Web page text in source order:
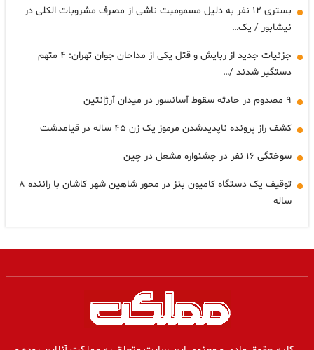
بستری ۱۲ نفر به دلیل مسمومیت ناشی از مصرف مشروبات الکلی در
نیشابور / یک…
جزئیات جدید از ربایش و قتل یکی از مداحان جوان تهران: ۴ متهم
دستگیر شدند /…
۹ مصدوم در حادثه سقوط آسانسور در میدان آرژانتین
کشف راز پرونده ناپدیدشدن مرموز یک زن ۴۵ ساله در قیامدشت
سوختگی ۱۶ نفر در جشنواره مشعل در چین
توقیف یک دستگاه کامیون بنز در محور شاهین شهر کاشان با راننده ۸
ساله